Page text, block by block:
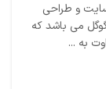
و طراحی
می باشد که
به ...